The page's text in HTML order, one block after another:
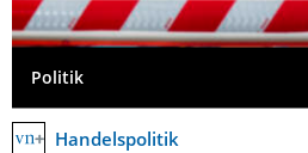
Politik
Handelspolitik